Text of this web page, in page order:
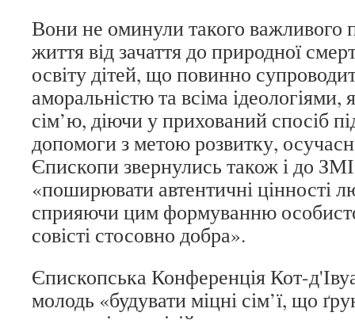
Вони не оминули такого важливого
життя від зачаття до природної
освіту дітей, що повинно
аморальністю та всіма
сім’ю, діючи у прихований спосіб
допомоги з метою розвитку,
Єпископи звернулись також і до
«поширювати автентичні цінності
сприяючи цим формуванню
совісті стосовно добра».
Єпископська Конференція Кот-
молодь «будувати міцні сім’ї, що